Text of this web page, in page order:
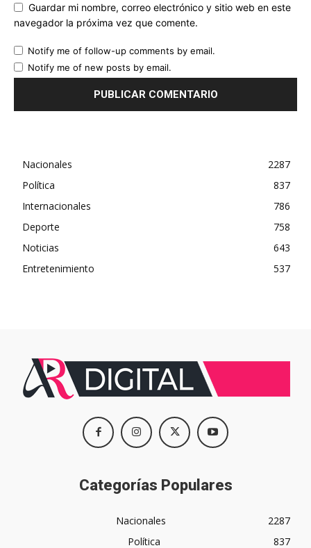
Guardar mi nombre, correo electrónico y sitio web en este
navegador la próxima vez que comente.
Notify me of follow-up comments by email.
Notify me of new posts by email.
Nacionales
2287
Política
837
Internacionales
786
Deporte
758
Noticias
643
Entretenimiento
537
Categorías Populares
Nacionales
2287
Política
837